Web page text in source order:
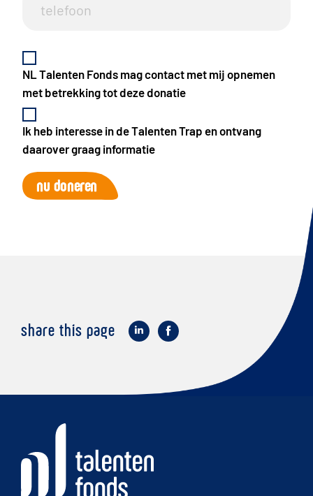
NL Talenten Fonds mag contact met mij opnemen
met betrekking tot deze donatie
Ik heb interesse in de Talenten Trap en ontvang
daarover graag informatie
share this page